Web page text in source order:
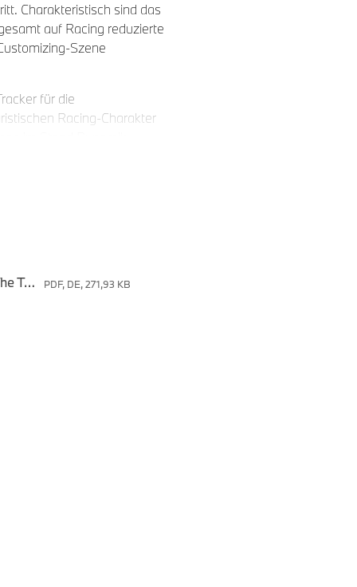
Charakteristisch sind das
auf Racing reduzierte
Szene
für die
Racing-Charakter
macht.
35 sind nicht Bestandteil
für individuelle
und angebracht.
BMW Motorrad präsentiert das Zubehörpaket The Tracker für die BMW R 12 nineT.
PDF, DE, 271,93 KB